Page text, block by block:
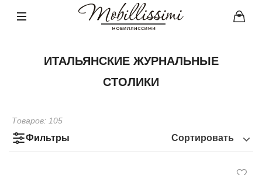
ИТАЛЬЯНСКИЕ ЖУРНАЛЬНЫЕ
СТОЛИКИ
Фильтры Сортировать
Товаров: 105